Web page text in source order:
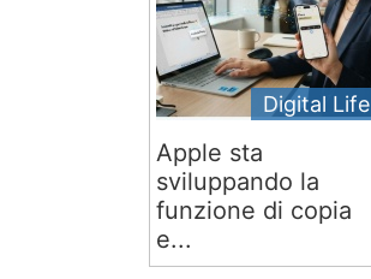
Digital Life
Apple sta
sviluppando la
funzione di copia
e...